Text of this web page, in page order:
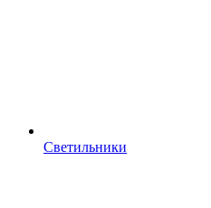
Светильники